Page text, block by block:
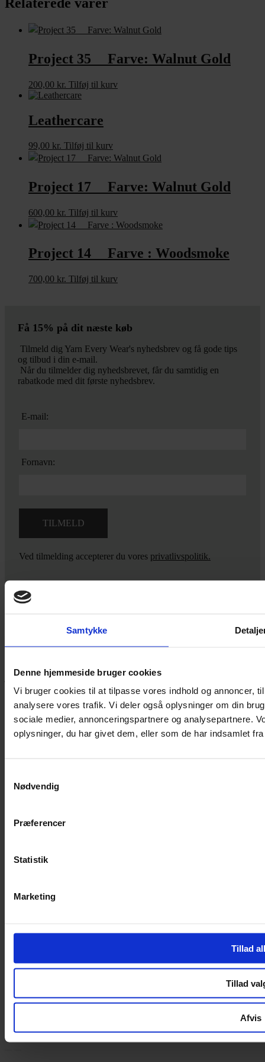
Samtykke
Denne hjemmeside bruger cookies
Vi bruger cookies til at tilpasse vores indhold og annoncer,
analysere vores trafik. Vi deler også oplysninger om din
sociale medier, annonceringspartnere og analysepartnere.
oplysninger, du har givet dem, eller som de har indsamlet
Nødvendig
Præferencer
Statistik
Marketing
Tillad
Tillad
Afvis
Project 35 Farve: Walnut Gold
200,00 kr. Tilføj til kurv
Leathercare
99,00 kr. Tilføj til kurv
Project 17 Farve: Walnut Gold
600,00 kr. Tilføj til kurv
Project 14 Farve : Woodsmoke
700,00 kr. Tilføj til kurv
Få 15% på dit næste køb
Tilmeld dig Yarn Every Wear's nyhedsbrev og få gode tips
og tilbud i din e-mail.
Når du tilmelder dig nyhedsbrevet, får du samtidig en
rabatkode med dit første nyhedsbrev.
E-mail:
Fornavn:
Ved tilmelding accepterer du vores privatlivspolitik.
jeg dig på vej.
Vestergade 12 6270, Tønder
60 51 96 50
post@yarneverywear.dk
CVR 43041649
Cookiepolitik
Cookiepolitik
Copyright © 2022.Design & hosting by Webhuset Ballum ApS